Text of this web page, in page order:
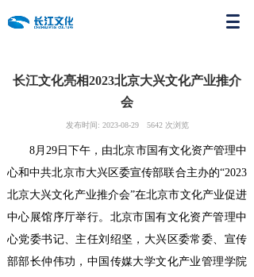
长江文化亮相2023北京大兴文化产业推介
会
发布时间: 2023-08-29 5642 次浏览
8月29日下午，由北京市国有文化资产管理中
心和中共北京市大兴区委宣传部联合主办的“2023
北京大兴文化产业推介会”在北京市文化产业促进
中心展馆序厅举行。北京市国有文化资产管理中
心党委书记、主任刘绍坚，大兴区委常委、宣传
部部长仲伟功，中国传媒大学文化产业管理学院